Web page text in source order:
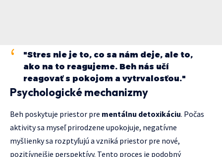
"Stres nie je to, co sa nám deje, ale to,
ako na to reagujeme. Beh nás učí
reagovať s pokojom a vytrvalosťou."
Psychologické mechanizmy
Beh poskytuje priestor pre mentálnu detoxikáciu. Počas
aktivity sa myseľ prirodzene upokojuje, negatívne
myšlienky sa rozptyľujú a vzniká priestor pre nové,
pozitívnejšie perspektívy. Tento proces je podobný